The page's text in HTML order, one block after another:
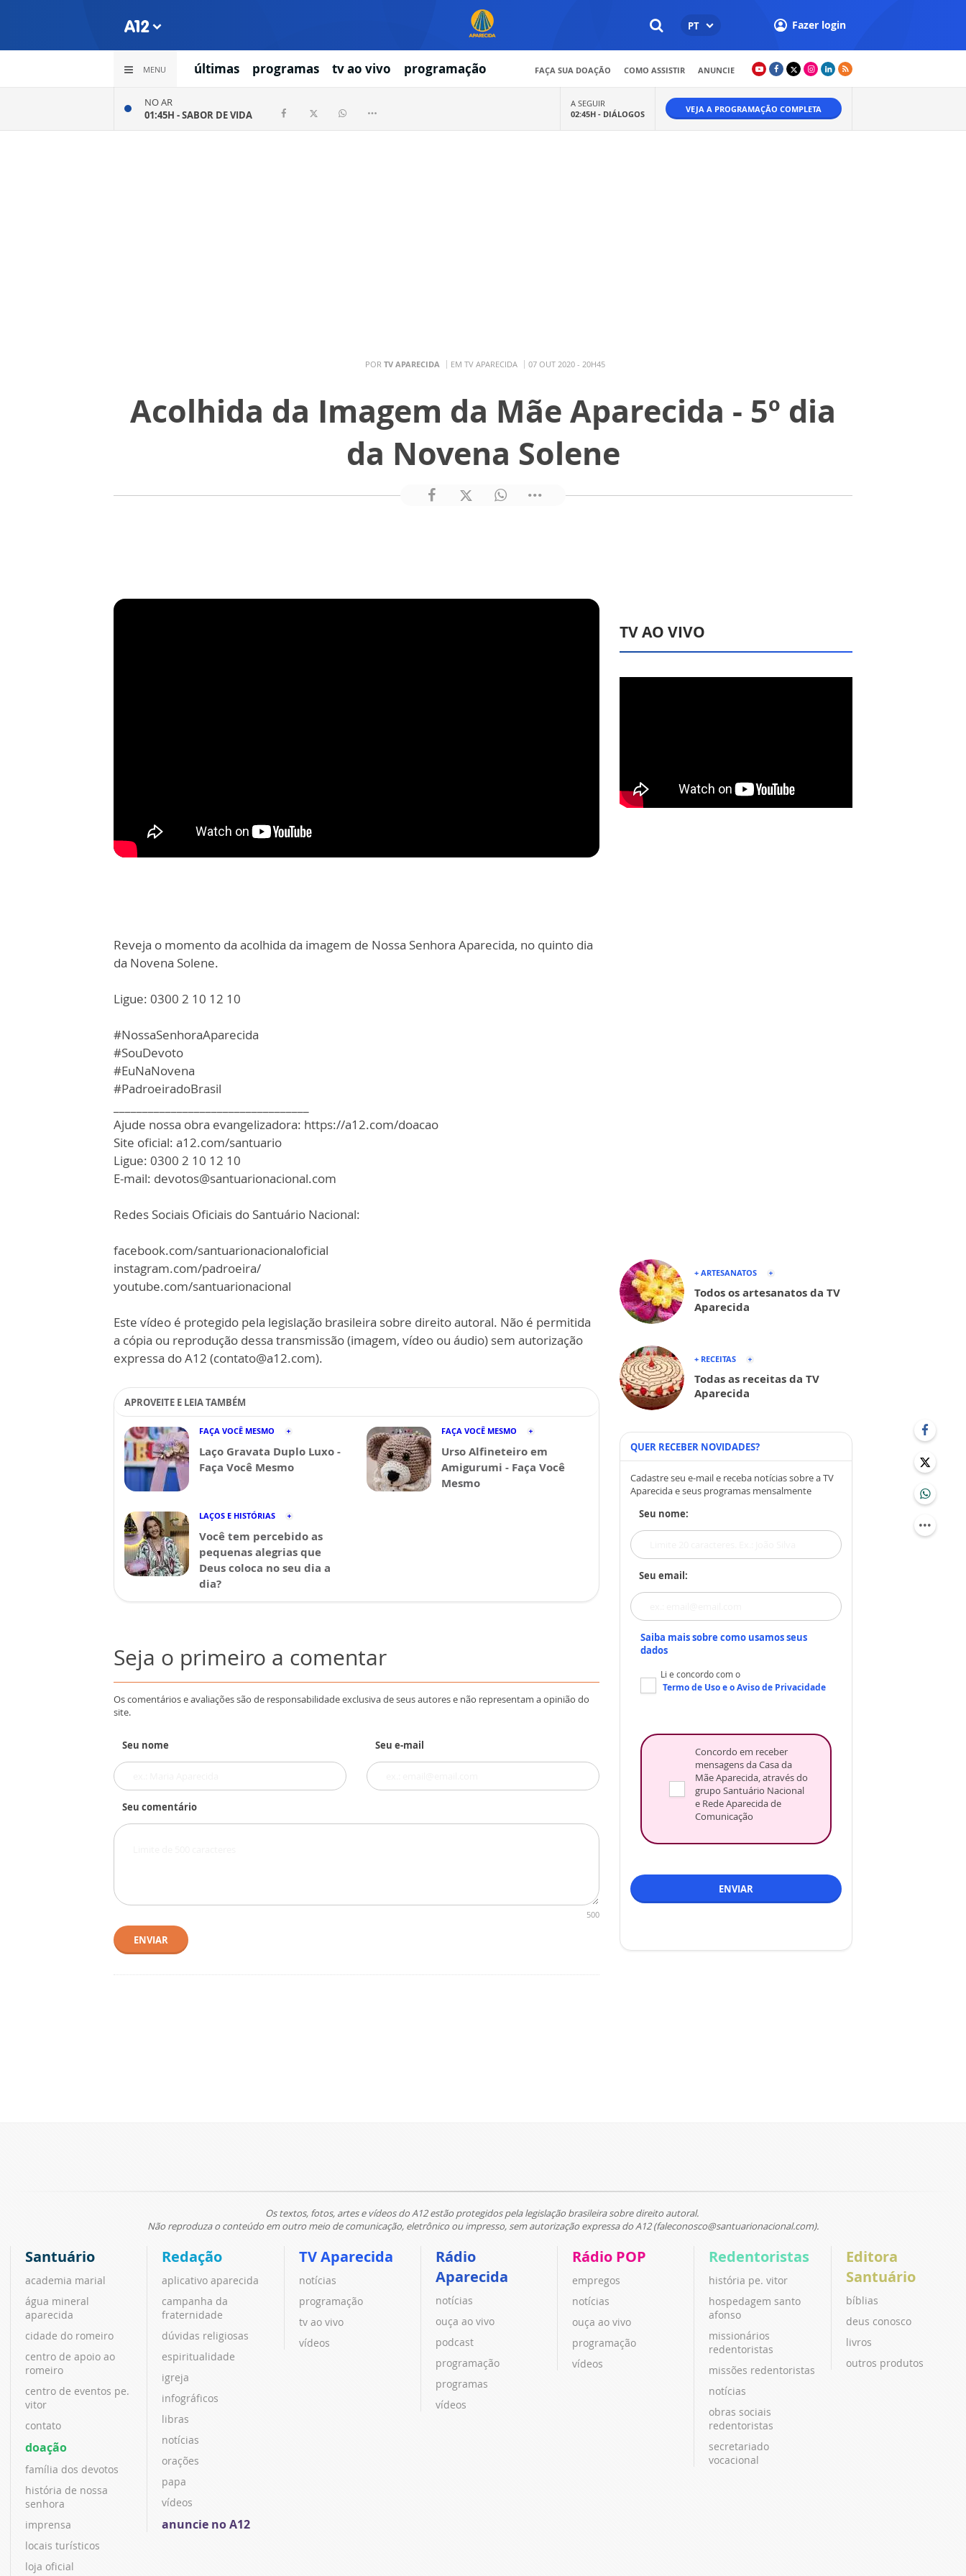
PT Fazer login
MENU últimas programas tv ao vivo programação FAÇA SUA DOAÇÃO COMO ASSISTIR ANUNCIE
NO AR
01:45H -SABOR DE VIDA
A SEGUIR
02:45H - DIÁLOGOS VEJA A PROGRAMAÇÃO COMPLETA
POR TV APARECIDA EM TV APARECIDA 07 OUT 2020 - 20H45
Acolhida da Imagem da Mãe Aparecida - 5º dia
da Novena Solene
Reveja o momento da acolhida da imagem de Nossa Senhora Aparecida, no quinto dia
da Novena Solene.
Ligue: 0300 2 10 12 10
#NossaSenhoraAparecida
#SouDevoto
#EuNaNovena
#PadroeiradoBrasil
Ajude nossa obra evangelizadora: https://a12.com/doacao
Site oficial: a12.com/santuario
Ligue: 0300 2 10 12 10
E-mail: devotos@santuarionacional.com
Redes Sociais Oficiais do Santuário Nacional:
facebook.com/santuarionacionaloficial
instagram.com/padroeira/
youtube.com/santuarionacional
Este vídeo é protegido pela legislação brasileira sobre direito autoral. Não é permitida
a cópia ou reprodução dessa transmissão (imagem, vídeo ou áudio) sem autorização
expressa do A12 (contato@a12.com).
APROVEITE E LEIA TAMBÉM
FAÇA VOCÊ MESMO
Laço Gravata Duplo Luxo -
Faça Você Mesmo
FAÇA VOCÊ MESMO
Urso Alfineteiro em
Amigurumi - Faça Você
Mesmo
LAÇOS E HISTÓRIAS
Você tem percebido as
pequenas alegrias que
Deus coloca no seu dia a
dia?
Seja o primeiro a comentar
Os comentários e avaliações são de responsabilidade exclusiva de seus autores e não representam a opinião do
site.
Seu nome Seu e-mail
Seu comentário
500
ENVIAR
TV AO VIVO
+ ARTESANATOS
Todos os artesanatos da TV
Aparecida
+ RECEITAS
Todas as receitas da TV
Aparecida
QUER RECEBER NOVIDADES?
Cadastre seu e-mail e receba notícias sobre a TV
Aparecida e seus programas mensalmente
Seu nome:
Seu email:
Saiba mais sobre como usamos seus
dados
Li e concordo com o
Termo de Usoe oAviso de Privacidade
Concordo em receber
mensagens da Casa da
Mãe Aparecida, através do
grupo Santuário Nacional
e Rede Aparecida de
Comunicação
ENVIAR
Os textos, fotos, artes e vídeos do A12 estão protegidos pela legislação brasileira sobre direito autoral.
Não reproduza o conteúdo em outro meio de comunicação, eletrônico ou impresso, sem autorização expressa do A12 (faleconosco@santuarionacional.com).
Santuário
academia marial
água mineral
aparecida
cidade do romeiro
centro de apoio ao
romeiro
centro de eventos pe.
vitor
contato
doação
família dos devotos
história de nossa
senhora
imprensa
locais turísticos
loja oficial
Redação
aplicativo aparecida
campanha da
fraternidade
dúvidas religiosas
espiritualidade
igreja
infográficos
libras
notícias
orações
papa
vídeos
anuncie no A12
TV Aparecida
notícias
programação
tv ao vivo
vídeos
Rádio
Aparecida
notícias
ouça ao vivo
podcast
programação
programas
vídeos
Rádio POP
empregos
notícias
ouça ao vivo
programação
vídeos
Redentoristas
história pe. vitor
hospedagem santo
afonso
missionários
redentoristas
missões redentoristas
notícias
obras sociais
redentoristas
secretariado
vocacional
Editora
Santuário
bíblias
deus conosco
livros
outros produtos